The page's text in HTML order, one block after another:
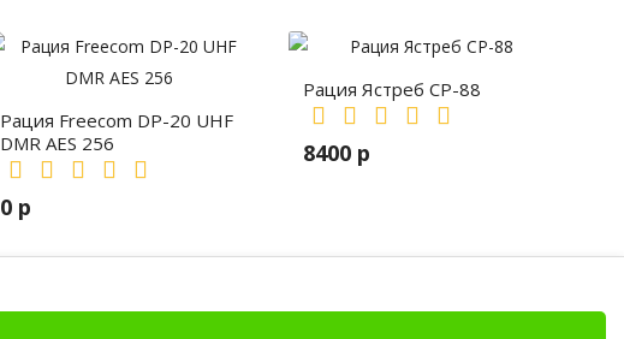
Рация Freecom DP-20 UHF
DMR AES 256
0 р
Рация Ястреб СР-88
8400 р